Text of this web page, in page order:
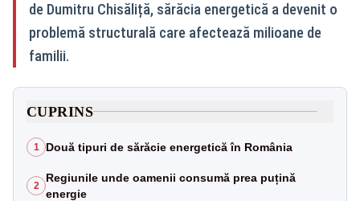
de Dumitru Chisăliță, sărăcia energetică a devenit o
problemă structurală care afectează milioane de
familii.
CUPRINS
1 Două tipuri de sărăcie energetică în România
2
Regiunile unde oamenii consumă prea puțină
energie